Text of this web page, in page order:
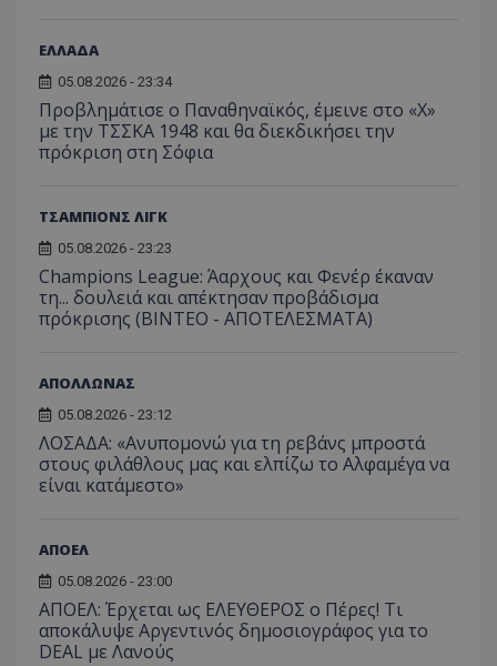
ΕΛΛΑΔΑ
05.08.2026 - 23:34
Προβλημάτισε ο Παναθηναϊκός, έμεινε στο «Χ»
με την ΤΣΣΚΑ 1948 και θα διεκδικήσει την
πρόκριση στη Σόφια
ΤΣΑΜΠΙΟΝΣ ΛΙΓΚ
05.08.2026 - 23:23
Champions League: Άαρχους και Φενέρ έκαναν
τη... δουλειά και απέκτησαν προβάδισμα
πρόκρισης (ΒΙΝΤΕΟ - ΑΠΟΤΕΛΕΣΜΑΤΑ)
ΑΠΟΛΛΩΝΑΣ
05.08.2026 - 23:12
ΛΟΣΑΔΑ: «Ανυπομονώ για τη ρεβάνς μπροστά
στους φιλάθλους μας και ελπίζω το Αλφαμέγα να
είναι κατάμεστο»
ΑΠΟΕΛ
05.08.2026 - 23:00
ΑΠΟΕΛ: Έρχεται ως ΕΛΕΥΘΕΡΟΣ ο Πέρες! Τι
αποκάλυψε Αργεντινός δημοσιογράφος για το
DEAL με Λανούς